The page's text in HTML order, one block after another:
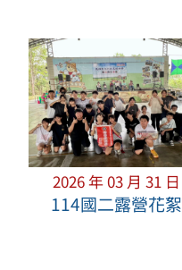
2026 年 03 月 31 日
114國二露營花絮